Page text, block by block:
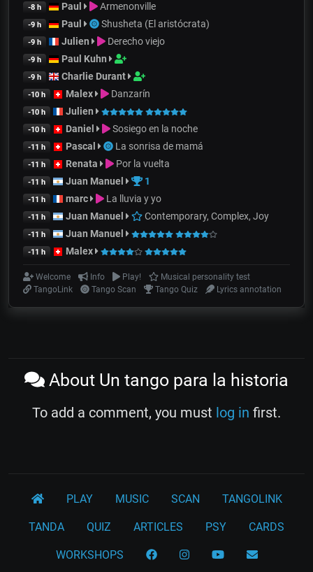
-8 h Paul Armenonville
-9 h Paul Shusheta (El aristócrata)
-9 h Julien Derecho viejo
-9 h Paul Kuhn
-9 h Charlie Durant
-10 h Malex Danzarín
-10 h Julien
-10 h Daniel Sosiego en la noche
-11 h Pascal La sonrisa de mamá
-11 h Renata Por la vuelta
-11 h Juan Manuel 1
-11 h marc La lluvia y yo
-11 h Juan Manuel Contemporary, Complex, Joy
-11 h Juan Manuel
-11 h Malex
Welcome Info Play!
Musical personality test
TangoLink
Tango Scan Tango Quiz Lyrics annotation
About Un tango para la historia
To add a comment, you must log in first.
PLAY MUSIC SCAN TANGOLINK
TANDA QUIZ ARTICLES PSY CARDS
WORKSHOPS